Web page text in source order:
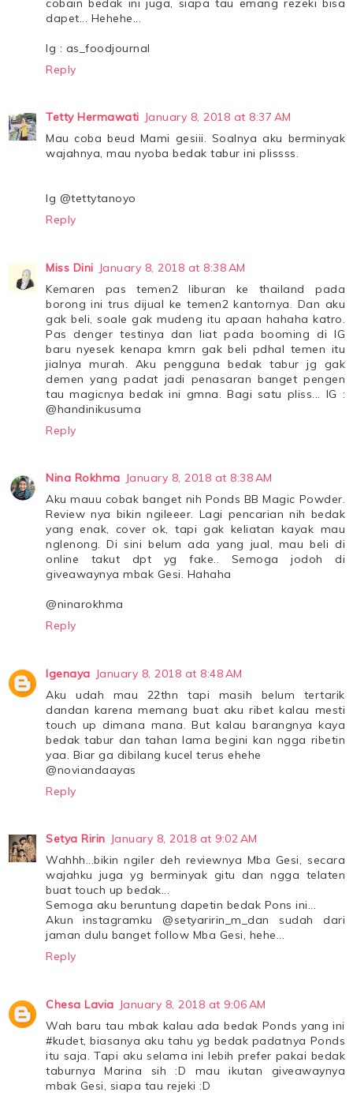
cobain bedak ini juga, siapa tau emang rezeki bisa
dapet... Hehehe...
Ig : as_foodjournal
Reply
Tetty Hermawati January 8, 2018 at 8:37 AM
Mau coba beud Mami gesiii. Soalnya aku berminyak
wajahnya, mau nyoba bedak tabur ini plissss.
Ig @tettytanoyo
Reply
Miss Dini January 8, 2018 at 8:38 AM
Kemaren pas temen2 liburan ke thailand pada
borong ini trus dijual ke temen2 kantornya. Dan aku
gak beli, soale gak mudeng itu apaan hahaha katro.
Pas denger testinya dan liat pada booming di IG
baru nyesek kenapa kmrn gak beli pdhal temen itu
jialnya murah. Aku pengguna bedak tabur jg gak
demen yang padat jadi penasaran banget pengen
tau magicnya bedak ini gmna. Bagi satu pliss... IG :
@handinikusuma
Reply
Nina Rokhma January 8, 2018 at 8:38 AM
Aku mauu cobak banget nih Ponds BB Magic Powder.
Review nya bikin ngileeer. Lagi pencarian nih bedak
yang enak, cover ok, tapi gak keliatan kayak mau
nglenong. Di sini belum ada yang jual, mau beli di
online takut dpt yg fake.. Semoga jodoh di
giveawaynya mbak Gesi. Hahaha
@ninarokhma
Reply
Igenaya January 8, 2018 at 8:48 AM
Aku udah mau 22thn tapi masih belum tertarik
dandan karena memang buat aku ribet kalau mesti
touch up dimana mana. But kalau barangnya kaya
bedak tabur dan tahan lama begini kan ngga ribetin
yaa. Biar ga dibilang kucel terus ehehe
@noviandaayas
Reply
Setya Ririn January 8, 2018 at 9:02 AM
Wahhh...bikin ngiler deh reviewnya Mba Gesi, secara
wajahku juga yg berminyak gitu dan ngga telaten
buat touch up bedak...
Semoga aku beruntung dapetin bedak Pons ini...
Akun instagramku @setyaririn_m_dan sudah dari
jaman dulu banget follow Mba Gesi, hehe...
Reply
Chesa Lavia January 8, 2018 at 9:06 AM
Wah baru tau mbak kalau ada bedak Ponds yang ini
#kudet, biasanya aku tahu yg bedak padatnya Ponds
itu saja. Tapi aku selama ini lebih prefer pakai bedak
taburnya Marina sih :D mau ikutan giveawaynya
mbak Gesi, siapa tau rejeki :D